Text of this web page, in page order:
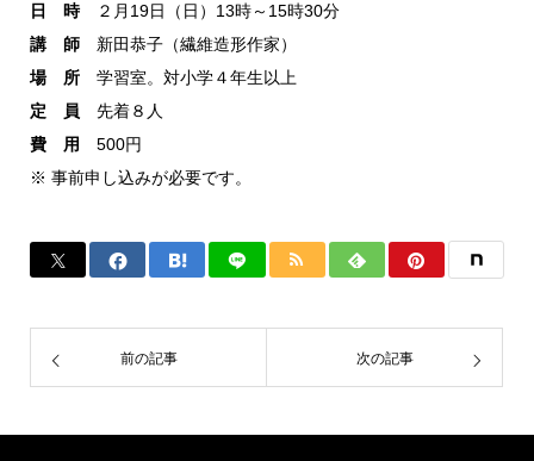
日 時２月19日（日）13時～15時30分
講 師 新田恭子（繊維造形作家）
場 所 学習室。対小学４年生以上
定 員 先着８人
費 用
500円
※ 事前申し込みが必要です。
前の記事 次の記事